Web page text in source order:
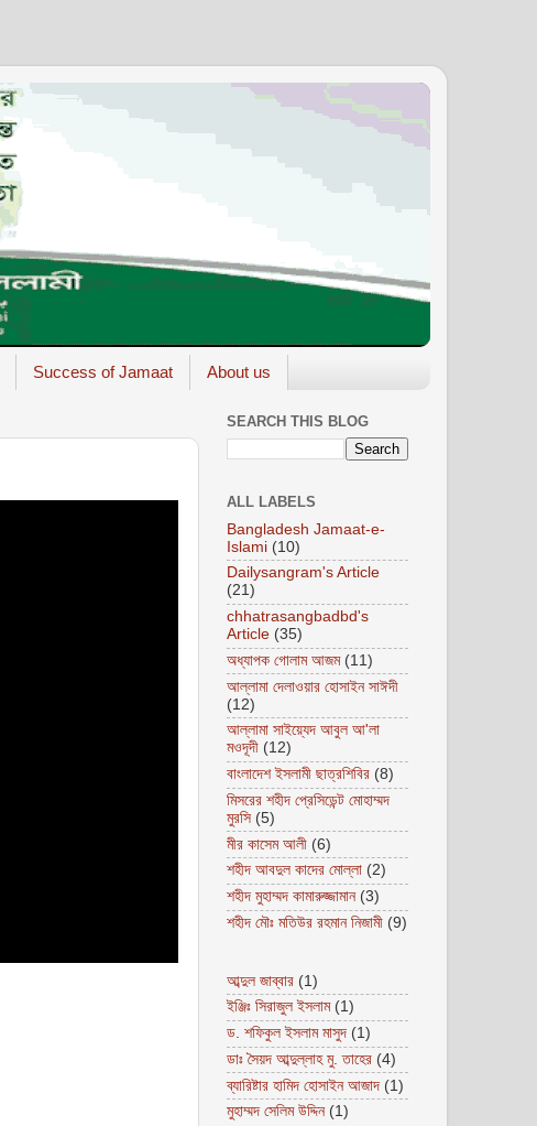
Success of Jamaat About us
SEARCH THIS BLOG
ALL LABELS
Bangladesh Jamaat-e-
Islami (10)
Dailysangram's Article
(21)
chhatrasangbadbd's
Article (35)
অধ্যাপক গোলাম আজম (11)
আল্লামা দেলাওয়ার হোসাইন সাঈদী
(12)
আল্লামা সাইয়্যেদ আবুল আ'লা
মওদূদী (12)
বাংলাদেশ ইসলামী ছাত্রশিবির (8)
মিসরের শহীদ প্রেসিডেন্ট মোহাম্মদ
মুরসি (5)
মীর কাসেম আলী (6)
শহীদ আবদুল কাদের মোল্লা (2)
শহীদ মুহাম্মদ কামারুজ্জামান (3)
শহীদ মৌঃ মতিউর রহমান নিজামী (9)
আব্দুল জাব্বার (1)
ইঞ্জিঃ সিরাজুল ইসলাম (1)
ড. শফিকুল ইসলাম মাসুদ (1)
ডাঃ সৈয়দ আব্দুল্লাহ মু. তাহের (4)
ব্যারিষ্টার হামিদ হোসাইন আজাদ (1)
মুহাম্মদ সেলিম উদ্দিন (1)